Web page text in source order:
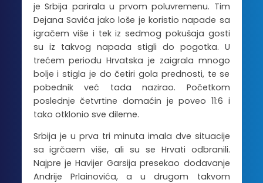
je Srbija parirala u prvom poluvremenu. Tim
Dejana Savića jako loše je koristio napade sa
igračem više i tek iz sedmog pokušaja gosti
su iz takvog napada stigli do pogotka. U
trećem periodu Hrvatska je zaigrala mnogo
bolje i stigla je do četiri gola prednosti, te se
pobednik već tada nazirao. Početkom
poslednje četvrtine domaćin je poveo 11:6 i
tako otklonio sve dileme.
Srbija je u prva tri minuta imala dve situacije
sa igrčaem više, ali su se Hrvati odbranili.
Najpre je Havijer Garsija presekao dodavanje
Andrije Prlainovića, a u drugom takvom